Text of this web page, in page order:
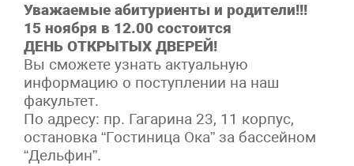
Уважаемые абитуриенты и родители!!!
15 ноября в 12.00 состоится
ДЕНЬ ОТКРЫТЫХ ДВЕРЕЙ!
Вы сможете узнать актуальную
информацию о поступлении на наш
факультет.
По адресу: пр. Гагарина 23, 11 корпус,
остановка “Гостиница Ока” за бассейном
“Дельфин”.